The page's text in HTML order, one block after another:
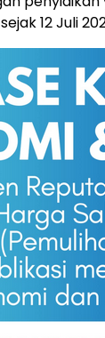
12 Juli